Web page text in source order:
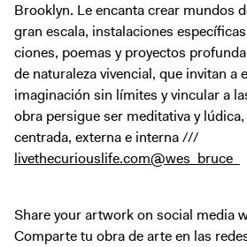
Brooklyn. Le encanta crear mundos
gran escala, instalaciones
ciones, poemas y proyectos
de naturaleza vivencial, que invitan a
imaginación sin límites y vincular a
obra persigue ser meditativa y
centrada, externa e interna ///
livethecuriouslife.com@wes_bruce_
Share your artwork on social media
Comparte tu obra de arte en las